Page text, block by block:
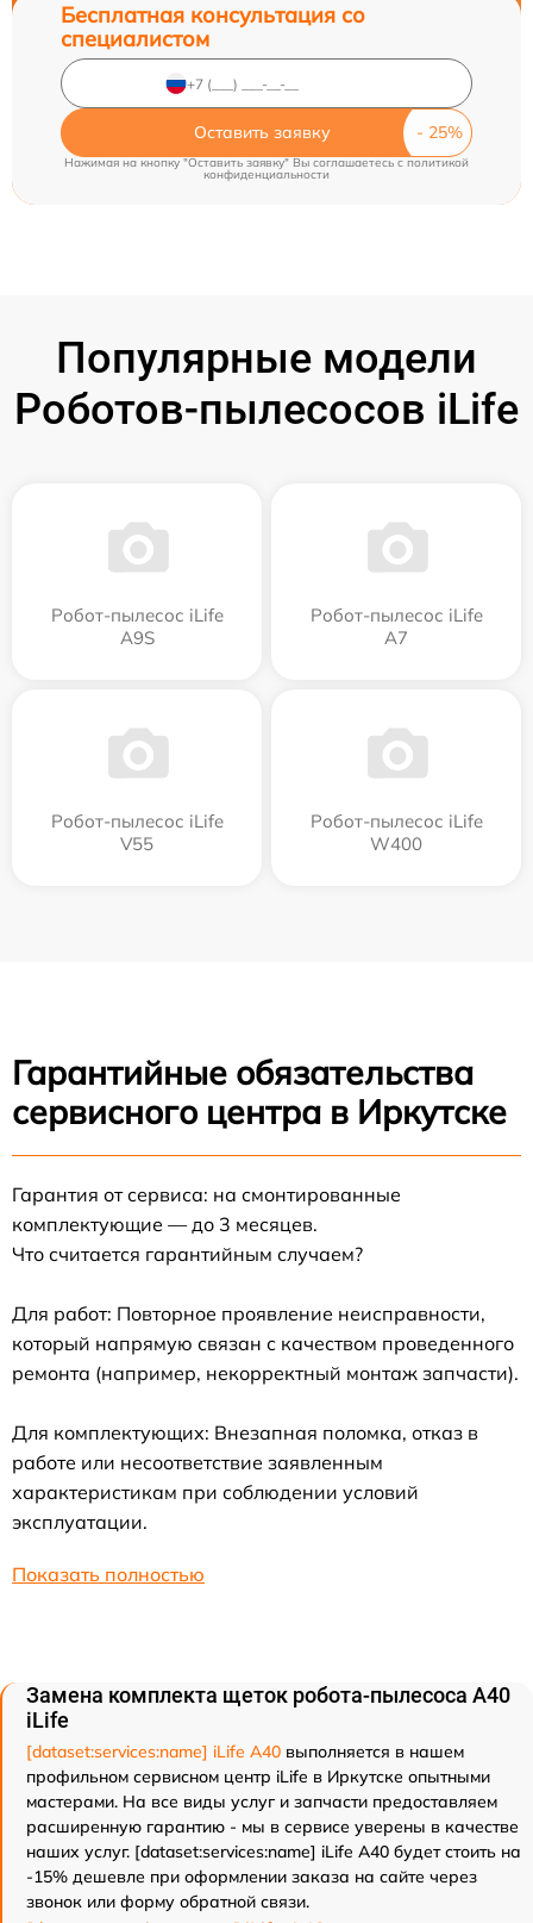
Бесплатная консультация со
специалистом
Оставить заявку
Нажимая на кнопку "Оставить заявку" Вы соглашаетесь c политикой
конфиденциальности
Популярные модели
Роботов-пылесосов iLife
Робот-пылесос iLife
A9S
Робот-пылесос iLife
A7
Робот-пылесос iLife
V55
Робот-пылесос iLife
W400
Гарантийные обязательства
сервисного центра в Иркутске
Гарантия от сервиса: на смонтированные
комплектующие — до 3 месяцев.
Что считается гарантийным случаем?
Для работ: Повторное проявление неисправности,
который напрямую связан с качеством проведенного
ремонта (например, некорректный монтаж запчасти).
Для комплектующих: Внезапная поломка, отказ в
работе или несоответствие заявленным
характеристикам при соблюдении условий
эксплуатации.
Показать полностью
Замена комплекта щеток робота-пылесоса A40
iLife
[dataset:services:name] iLife A40 выполняется в нашем
профильном сервисном центр iLife в Иркутске опытными
мастерами. На все виды услуг и запчасти предоставляем
расширенную гарантию - мы в сервисе уверены в качестве
наших услуг. [dataset:services:name] iLife A40 будет стоить на
-15% дешевле при оформлении заказа на сайте через
звонок или форму обратной связи.